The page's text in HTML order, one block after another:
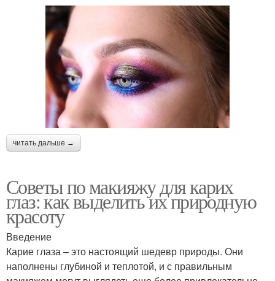
читать дальше →
Советы по макияжу для карих
глаз: как выделить их природную
красоту
Введение
Карие глаза – это настоящий шедевр природы. Они
наполнены глубиной и теплотой, и с правильным